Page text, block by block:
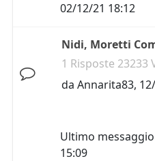
02/12/21 18:12
Nidi, Moretti
1 Risposte 23233
da Annarita83,
Ultimo
15:09